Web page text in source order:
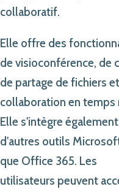
collaboratif.
Elle offre des
de visioconférence, de
de partage de fichiers
collaboration en temps
Elle s'intègre
d'autres outils
que Office 365. Les
utilisateurs peuvent